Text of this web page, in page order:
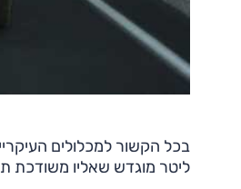
ליטר מוגדש שאליו משודכת תיבה